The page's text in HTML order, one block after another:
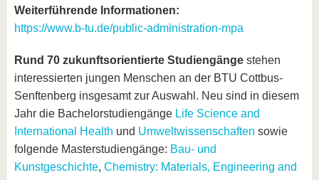
Weiterführende Informationen:
https://www.b-tu.de/public-administration-mpa
Rund 70 zukunftsorientierte Studiengänge stehen
interessierten jungen Menschen an der BTU Cottbus-
Senftenberg insgesamt zur Auswahl. Neu sind in diesem
Jahr die Bachelorstudiengänge Life Science and
International Health und Umweltwissenschaften sowie
folgende Masterstudiengänge: Bau- und
Kunstgeschichte, Chemistry: Materials, Engineering and